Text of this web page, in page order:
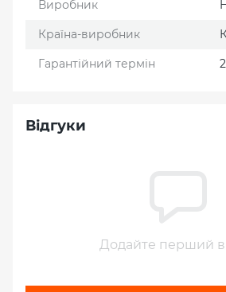
Виробник
Країна-виробник
Гарантійний термін
Відгуки
Додайте перший